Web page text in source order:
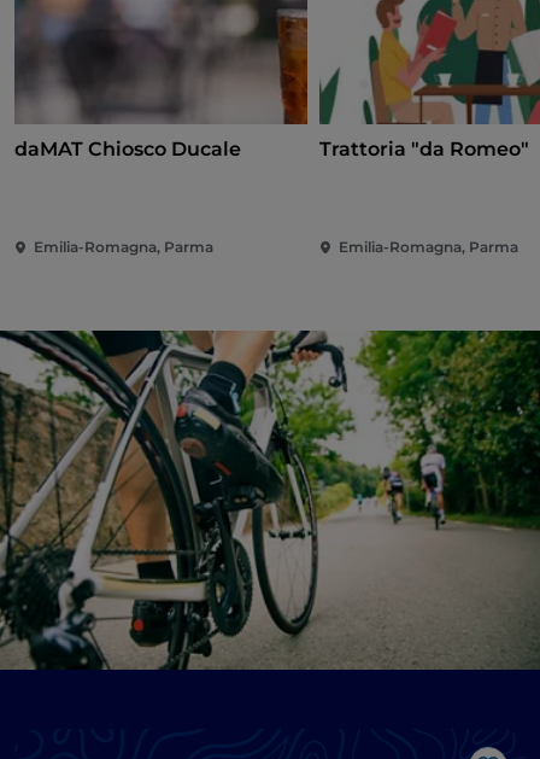
daMAT Chiosco Ducale
Emilia-Romagna, Parma
Trattoria "da Romeo"
Emilia-Romagna, Parma